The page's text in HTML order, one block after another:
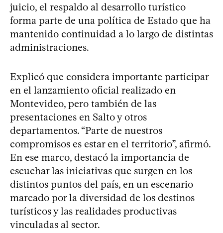
juicio, el respaldo al desarrollo turístico
forma parte de una política de Estado que ha
mantenido continuidad a lo largo de distintas
administraciones.
Explicó que considera importante participar
en el lanzamiento oficial realizado en
Montevideo, pero también de las
presentaciones en Salto y otros
departamentos. “Parte de nuestros
compromisos es estar en el territorio”, afirmó.
En ese marco, destacó la importancia de
escuchar las iniciativas que surgen en los
distintos puntos del país, en un escenario
marcado por la diversidad de los destinos
turísticos y las realidades productivas
vinculadas al sector.